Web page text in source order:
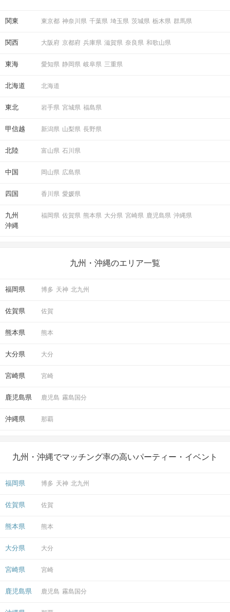
関東 東京都 神奈川県 千葉県 埼玉県 茨城県 栃木県 群馬県
関西 大阪府 京都府 兵庫県 滋賀県 奈良県 和歌山県
東海 愛知県 静岡県 岐阜県 三重県
北海道 北海道
東北 岩手県 宮城県 福島県
甲信越 新潟県 山梨県 長野県
北陸 富山県 石川県
中国 岡山県 広島県
四国 香川県 愛媛県
九州
沖縄
福岡県 佐賀県 熊本県 大分県 宮崎県 鹿児島県 沖縄県
九州・沖縄のエリア一覧
福岡県 博多 天神 北九州
佐賀県 佐賀
熊本県 熊本
大分県 大分
宮崎県 宮崎
鹿児島県 鹿児島 霧島国分
沖縄県 那覇
九州・沖縄でマッチング率の高いパーティー・イベント
福岡県 博多 天神 北九州
佐賀県 佐賀
熊本県 熊本
大分県 大分
宮崎県 宮崎
鹿児島県 鹿児島 霧島国分